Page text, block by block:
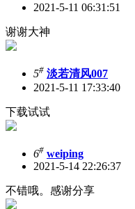
2021-5-11 06:31:51
谢谢大神
5# 淡若清风007
2021-5-11 17:33:40
下载试试
6# weiping
2021-5-14 22:26:37
不错哦。感谢分享